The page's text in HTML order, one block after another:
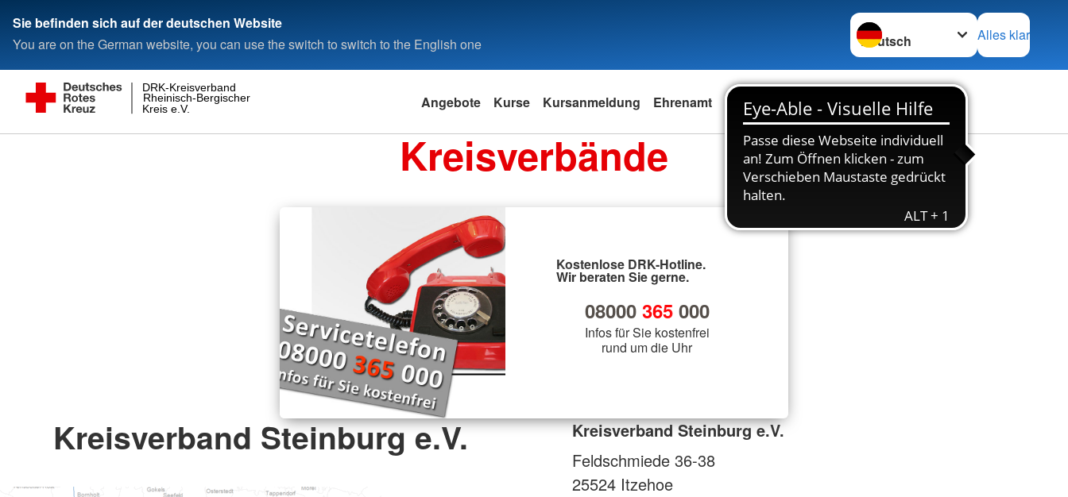
Sie befinden sich auf der deutschen Website
You are on the German website, you can use the switch to switch to the English one
Sprache wechseln zu
Alles klar
Kreis e.V.
Rheinisch-Bergischer
DRK-Kreisverband
Angebote Kurse Kursanmeldung Ehrenamt Stellenbörse Kontakt
Kreisverbände
Kostenlose DRK-Hotline.
Wir beraten Sie gerne.
08000 365000
Infos für Sie kostenfrei
rund um die Uhr
Kreisverband Steinburg e.V.
Kreisverband Steinburg e.V.
Feldschmiede 36-38
25524 Itzehoe